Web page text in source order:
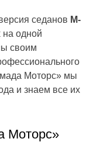
седанов M-
на одной
своим
Моторс» мы
и знаем все их
Моторс»